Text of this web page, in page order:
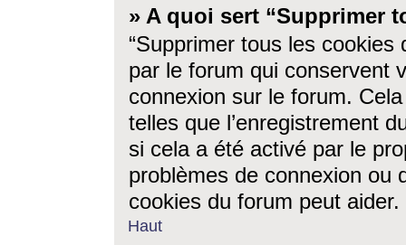
» A quoi sert “Supprimer
“Supprimer tous les cookies
par le forum qui conservent
connexion sur le forum.
telles que l’enregistrement
si cela a été activé par le
problèmes de connexion ou
cookies du forum peut aider.
Haut